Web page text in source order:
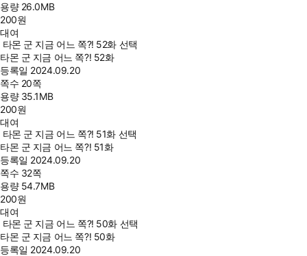
용량 26.0MB
200원
대여
타몬 군 지금 어느 쪽?! 52화 선택
타몬 군 지금 어느 쪽?! 52화
등록일 2024.09.20
쪽수 20쪽
용량 35.1MB
200원
대여
타몬 군 지금 어느 쪽?! 51화 선택
타몬 군 지금 어느 쪽?! 51화
등록일 2024.09.20
쪽수 32쪽
용량 54.7MB
200원
대여
타몬 군 지금 어느 쪽?! 50화 선택
타몬 군 지금 어느 쪽?! 50화
등록일 2024.09.20